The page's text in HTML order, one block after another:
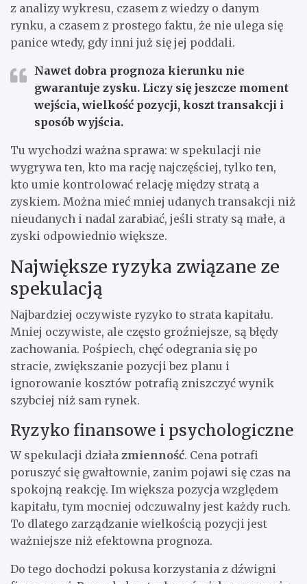
z analizy wykresu, czasem z wiedzy o danym
rynku, a czasem z prostego faktu, że nie ulega się
panice wtedy, gdy inni już się jej poddali.
Nawet dobra prognoza kierunku nie
gwarantuje zysku. Liczy się jeszcze moment
wejścia, wielkość pozycji, koszt transakcji i
sposób wyjścia.
Tu wychodzi ważna sprawa: w spekulacji nie
wygrywa ten, kto ma rację najczęściej, tylko ten,
kto umie kontrolować relację między stratą a
zyskiem. Można mieć mniej udanych transakcji niż
nieudanych i nadal zarabiać, jeśli straty są małe, a
zyski odpowiednio większe.
Największe ryzyka związane ze
spekulacją
Najbardziej oczywiste ryzyko to strata kapitału.
Mniej oczywiste, ale często groźniejsze, są błędy
zachowania. Pośpiech, chęć odegrania się po
stracie, zwiększanie pozycji bez planu i
ignorowanie kosztów potrafią zniszczyć wynik
szybciej niż sam rynek.
Ryzyko finansowe i psychologiczne
W spekulacji działa zmienność. Cena potrafi
poruszyć się gwałtownie, zanim pojawi się czas na
spokojną reakcję. Im większa pozycja względem
kapitału, tym mocniej odczuwalny jest każdy ruch.
To dlatego zarządzanie wielkością pozycji jest
ważniejsze niż efektowna prognoza.
Do tego dochodzi pokusa korzystania z dźwigni